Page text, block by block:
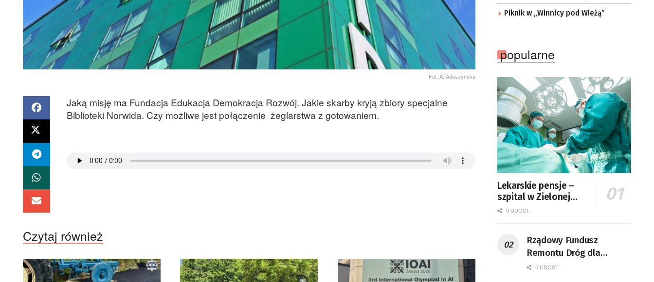
Fot. A. Adaszyńska
Jaką misję ma Fundacja Edukacja Demokracja Rozwój. Jakie skarby kryją zbiory specjalne
Biblioteki Norwida. Czy możliwe jest połączenie żeglarstwa z gotowaniem.
Czytaj również
Piknik w „Winnicy pod Wieżą”
popularne
Lekarskie pensje –
szpital w Zielonej
Górze podaje dane
0 UDOST.
Rządowy Fundusz
Remontu Dróg dla
województwa lubuskiego
0 UDOST.